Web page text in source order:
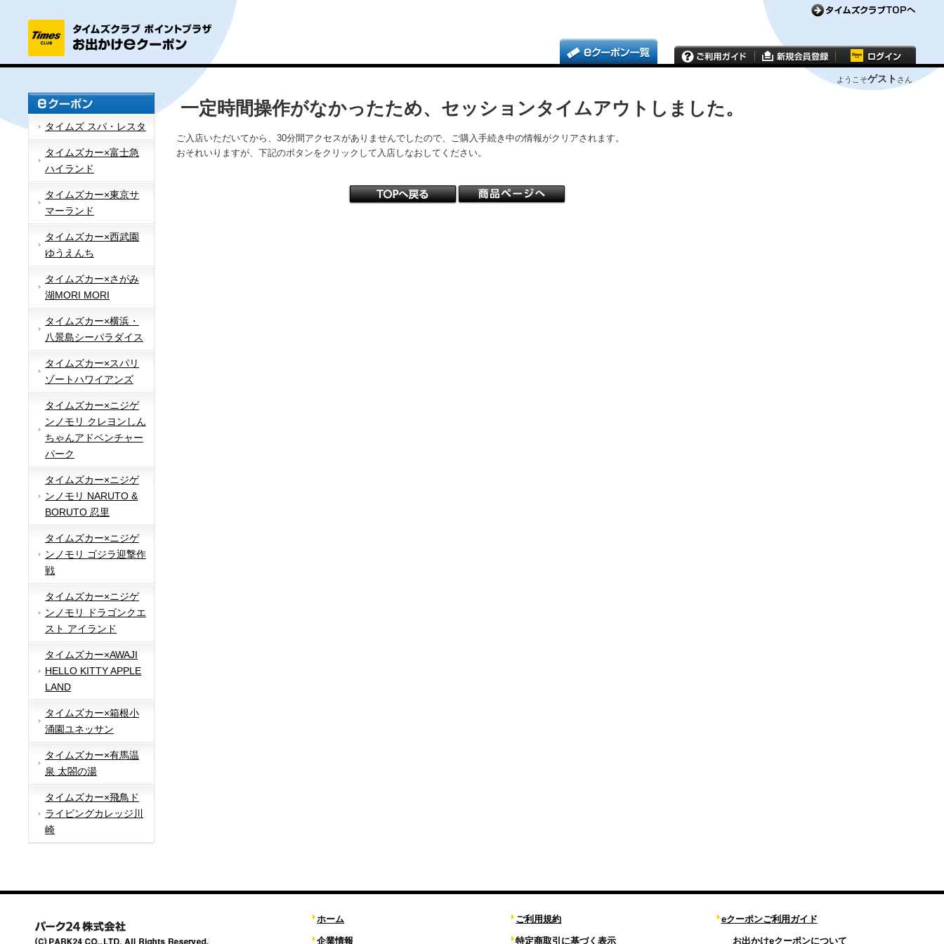
ようこそゲスト さん
タイムズ スパ・レスタ
タイムズカー×富士急
ハイランド
タイムズカー×東京サ
マーランド
タイムズカー×西武園
ゆうえんち
タイムズカー×さがみ
湖MORI MORI
タイムズカー×横浜・
八景島シーパラダイス
タイムズカー×スパリ
ゾートハワイアンズ
タイムズカー×ニジゲ
ンノモリ クレヨンしん
ちゃんアドベンチャー
パーク
タイムズカー×ニジゲ
ンノモリ NARUTO &
BORUTO 忍里
タイムズカー×ニジゲ
ンノモリ ゴジラ迎撃作
戦
タイムズカー×ニジゲ
ンノモリ ドラゴンクエ
スト アイランド
タイムズカー×AWAJI
HELLO KITTY APPLE
LAND
タイムズカー×箱根小
涌園ユネッサン
タイムズカー×有馬温
泉 太閤の湯
タイムズカー×飛鳥ド
ライビングカレッジ川
崎
一定時間操作がなかったため、セッションタイムアウトしました。
ご入店いただいてから、30分間アクセスがありませんでしたので、ご購入手続き中の情報がクリアされます。
おそれいりますが、下記のボタンをクリックして入店しなおしてください。
ホーム
企業情報
ご利用規約
特定商取引に基づく表示
eクーポンご利用ガイド
お出かけeクーポンについて